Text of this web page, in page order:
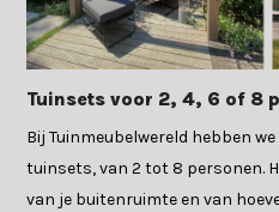
Tuinsets voor 2, 4, 6 of 8
Bij Tuinmeubelwereld hebben
tuinsets, van 2 tot 8 personen.
van je buitenruimte en van